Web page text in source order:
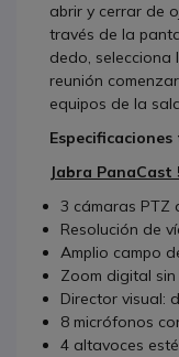
abrir y cerrar de
través de la
dedo, selecciona
reunión
equipos de la
Especificaciones
Jabra PanaCast
3 cámaras PTZ
Resolución de
Amplio campo
Zoom digital
Director visual:
8 micrófonos
4 altavoces